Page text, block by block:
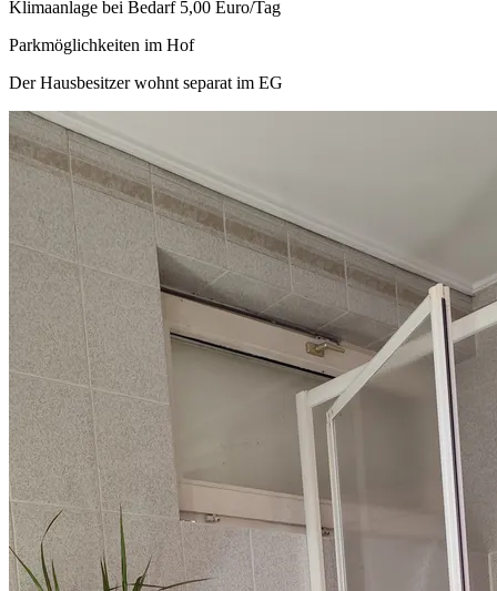
Klimaanlage bei Bedarf 5,00 Euro/Tag
Parkmöglichkeiten im Hof
Der Hausbesitzer wohnt separat im EG